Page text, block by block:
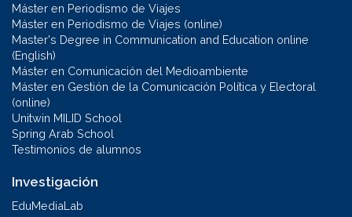
Máster en Periodismo de Viajes
Máster en Periodismo de Viajes (online)
Master's Degree in Communication and Education online
(English)
Máster en Comunicación del Medioambiente
Máster en Gestión de la Comunicación Política y Electoral
(online)
Unitwin MILID School
Spring Arab School
Testimonios de alumnos
Investigación
EduMediaLab